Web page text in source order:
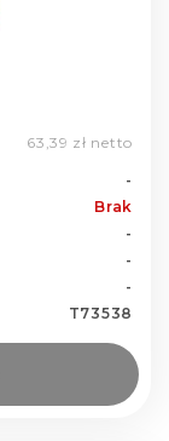
63,39 zł netto
-
Brak
-
-
-
T73538